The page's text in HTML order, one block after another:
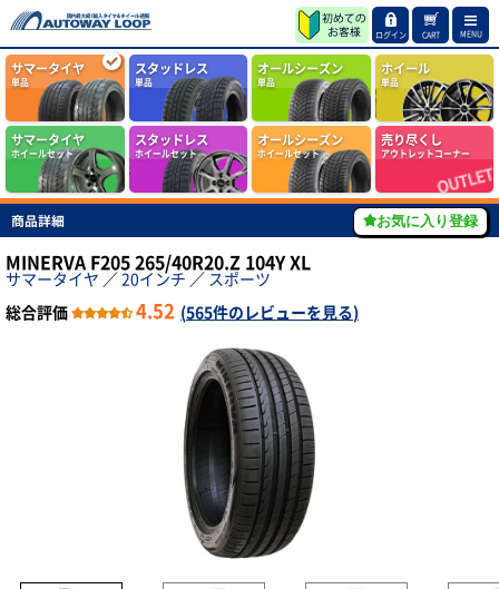
ログイン CART MENU
サマータイヤ
単品
スタッドレス
単品
オールシーズン
単品
ホイール
単品
サマータイヤ
ホイールセット
スタッドレス
ホイールセット
オールシーズン
ホイールセット
売り尽くし
アウトレットコーナー
商品詳細 お気に入り登録
MINERVA F205 265/40R20.Z 104Y XL
サマータイヤ ／20インチ ／ スポーツ
総合評価
4.52 (565件のレビューを見る)